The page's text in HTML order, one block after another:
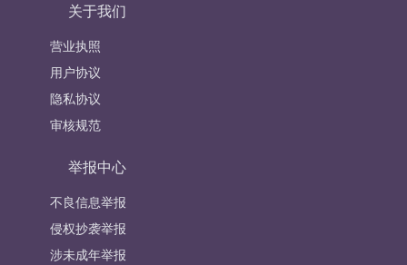
关于我们
营业执照
用户协议
隐私协议
审核规范
举报中心
不良信息举报
侵权抄袭举报
涉未成年举报